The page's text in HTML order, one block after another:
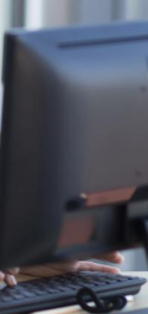
ce qui
en
t-elle